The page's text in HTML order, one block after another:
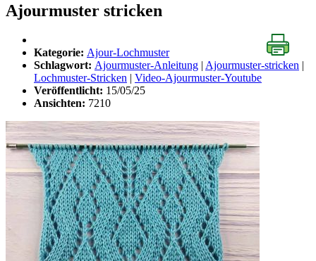
Ajourmuster stricken
Kategorie: Ajour-Lochmuster
Schlagwort: Ajourmuster-Anleitung Ajourmuster-stricken
Lochmuster-Stricken
Video-Ajourmuster-Youtube
Veröffentlicht: 15/05/25
Ansichten: 7210